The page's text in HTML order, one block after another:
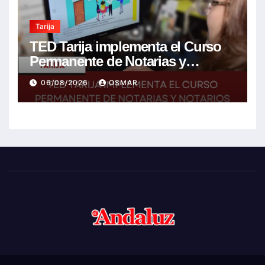
Tarija
TED Tarija implementa el Curso
Permanente de Notarias y
Notarios Electorales 2026
06/08/2026 OSMAR